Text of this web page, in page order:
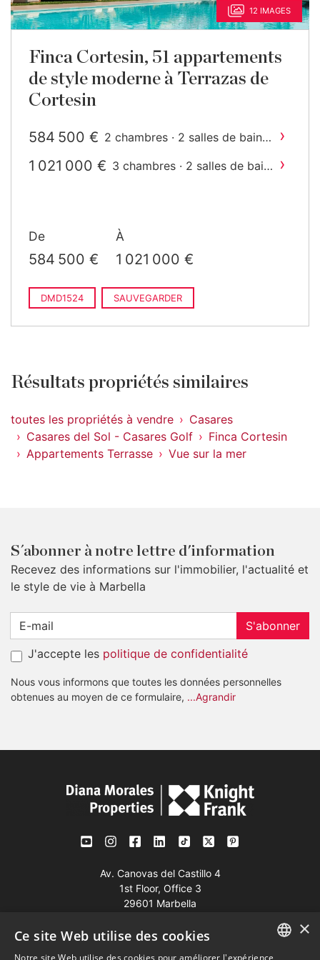
12 IMAGES
Finca Cortesin, 51 appartements
de style moderne à Terrazas de
Cortesin
584 500 € 2 chambres · 2 salles de bain ·
›
1 021 000 € 3 chambres · 2 salles de bain
›
De
584 500 €
À
1 021 000 €
DMD1524 SAUVEGARDER
Résultats propriétés similaires
toutes les propriétés à vendre
Casares
Casares del Sol - Casares Golf
Finca Cortesin
Appartements Terrasse
Vue sur la mer
S´abonner à notre lettre d'information
Recevez des informations sur l'immobilier, l'actualité et
le style de vie à Marbella
S'abonner
J'accepte les politique de confidentialité
Nous vous informons que toutes les données personnelles
obtenues au moyen de ce formulaire, ...Agrandir
Av. Canovas del Castillo 4
1st Floor, Office 3
29601 Marbella
×
Ce site Web utilise des cookies
Notre site Web utilise des cookies pour améliorer l'expérience